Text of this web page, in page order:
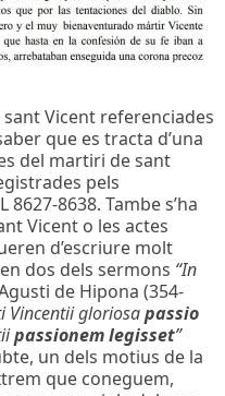
Vicent referenciades
que es tracta d’una
del martiri de sant
pels
8638. Tambe s’ha
Vicent o les actes
d’escriure molt
dos dels sermons “In
de Hipona (354-
Vincentii gloriosapassio
passionem legisset”
un dels motius de la
que coneguem,